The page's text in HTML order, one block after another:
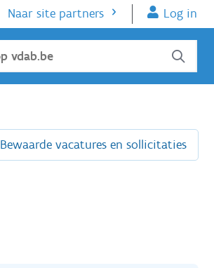
Naar site partners Log in
Bewaarde vacatures en sollicitaties